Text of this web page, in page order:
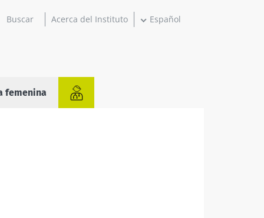
Acerca del Instituto Español
femenina